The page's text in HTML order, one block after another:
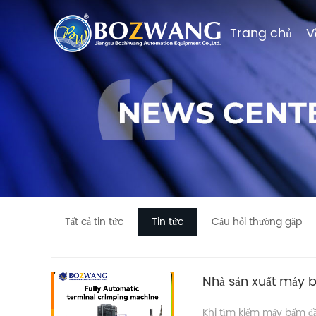
Trang chủ
Trang chủ
Tất cả tin tức Tin tức Câu hỏi thường gặp
Nhà sản xuất máy